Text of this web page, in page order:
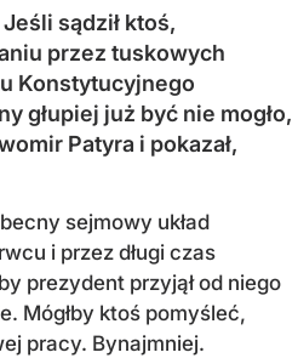
sądził ktoś,
przez tuskowych
Konstytucyjnego
głupiej już być nie mogło,
Patyra i pokazał,
sejmowy układ
i przez długi czas
prezydent przyjął od niego
Mógłby ktoś pomyśleć,
pracy. Bynajmniej.